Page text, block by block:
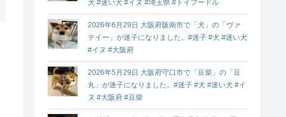
犬 #迷い犬 #イヌ #埼玉県 #トイプードル
2026年6月29日 大阪府阪南市で「犬」の「ヴァ
テイー」が迷子になりました。#迷子 #犬 #迷い犬
#イヌ #大阪府
2026年5月29日 大阪府守口市で「豆柴」の「豆
丸」が迷子になりました。#迷子 #犬 #迷い犬 #イ
ヌ #大阪府 #豆柴